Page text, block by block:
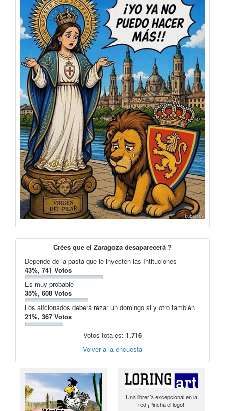
Crées que el Zaragoza desaparecerá ?
Depende de la pasta que le inyecten las Intituciones
43%, 741 Votos
Es muy probable
35%, 608 Votos
Los aficionados deberá rezar un domingo si y otro también
21%, 367 Votos
Votos totales: 1.716
Volver a la encuesta
Una librería excepcional en la
red ¡Pincha el logo!